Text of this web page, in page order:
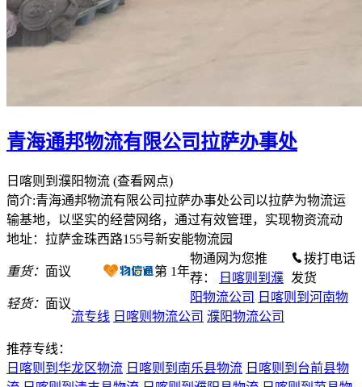
青海通邦物流有限公司拉萨办事处
日喀则到濮阳物流 (查看网点)
简介:青海通邦物流有限公司拉萨办事处公司以拉萨为物流运
输基地，以坚实的经营网络，通过有效管理，实现物资流动
地址：拉萨金珠西路155号新安能物流园
重货： 面议
轻货： 面议
第 1年
拨打电话
发货
物通网为您推
荐：
日喀则到濮
阳物流公司
日喀则到河南物
流专线 日喀则物流公司 濮阳物流公司
推荐专线：
日喀则到华龙区物流 日喀则到南乐县物流 日喀则到台前县物